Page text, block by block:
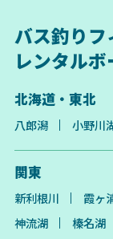
バス釣りフ
レンタル
北海道・東北
八郎潟 小野川
関東
新利根川 霞ヶ
神流湖
榛名湖